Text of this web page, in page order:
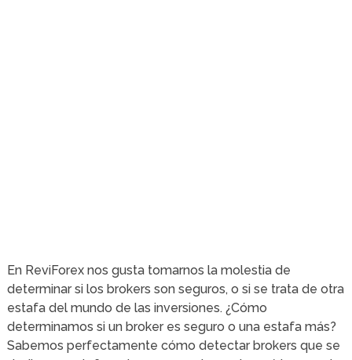
En ReviForex nos gusta tomarnos la molestia de
determinar si los brokers son seguros, o si se trata de otra
estafa del mundo de las inversiones. ¿Cómo
determinamos si un broker es seguro o una estafa más?
Sabemos perfectamente cómo detectar brokers que se